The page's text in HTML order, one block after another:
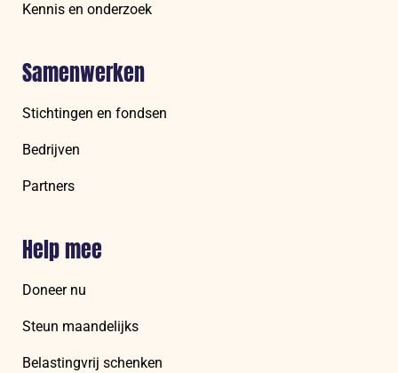
Kennis en onderzoek
Samenwerken
Stichtingen en fondsen
Bedrijven
Partners
Help mee
Doneer nu
Steun maandelijks
Belastingvrij schenken